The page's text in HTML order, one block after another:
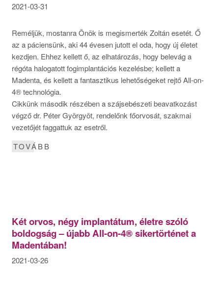
2021-03-31
Reméljük, mostanra Önök is megismerték Zoltán esetét. Ő
az a páciensünk, aki 44 évesen jutott el oda, hogy új életet
kezdjen. Ehhez kellett ő, az elhatározás, hogy belevág a
régóta halogatott fogimplantációs kezelésbe; kellett a
Madenta, és kellett a fantasztikus lehetőségeket rejtő All-on-
4® technológia.
Cikkünk második részében a szájsebészeti beavatkozást
végző dr. Péter Györgyöt, rendelőnk főorvosát, szakmai
vezetőjét faggattuk az esetről.
TOVÁBB
Két orvos, négy implantátum, életre szóló
boldogság – újabb All-on-4® sikertörténet a
Madentában!
2021-03-26